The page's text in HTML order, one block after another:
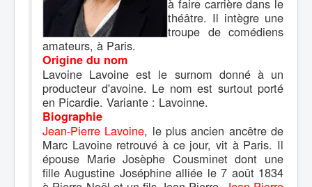
théâtre. Il intègre une
troupe de comédiens
amateurs, à Paris.
Origine du nom
Lavoine Lavoine est le surnom donné à un
producteur d'avoine. Le nom est surtout porté
en Picardie. Variante : Lavoinne.
Biographie
Jean-Pierre Lavoine, le plus ancien ancêtre de
Marc Lavoine retrouvé à ce jour, vit à Paris. Il
épouse Marie Josèphe Cousminet dont une
fille Augustine Joséphine alliée le 7 août 1834